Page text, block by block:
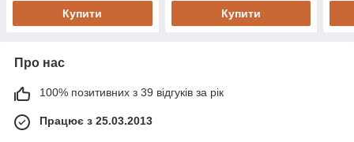
Купити Купити
Про нас
100% позитивних з 39 відгуків за рік
Працює з 25.03.2013